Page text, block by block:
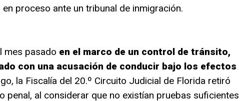
proceso ante un tribunal de inmigración.
mes pasado en el marco de un control de tránsito,
con una acusación de conducir bajo los efectos
la Fiscalía del 20.º Circuito Judicial de Florida retiró
penal, al considerar que no existían pruebas suficientes